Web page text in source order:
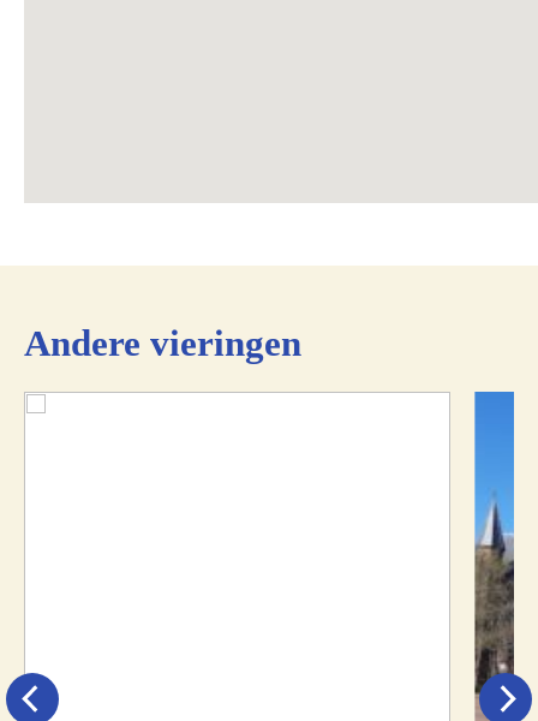
Andere vieringen